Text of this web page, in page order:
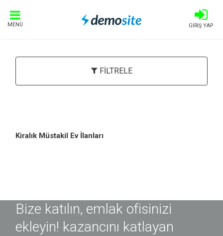
MENÜ GİRİŞ YAP
FİLTRELE
Kiralık Müstakil Ev İlanları
Bize katılın, emlak ofisinizi
ekleyin! kazancını katlayan